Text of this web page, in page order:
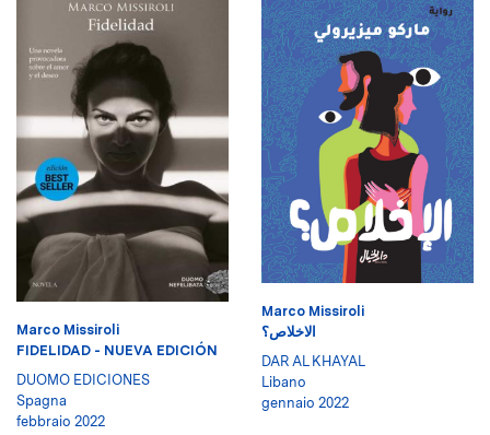
Marco Missiroli
FIDELIDAD - NUEVA EDICIÓN
DUOMO EDICIONES
Spagna
febbraio 2022
Marco Missiroli
الاخلاص؟
DAR AL KHAYAL
Libano
gennaio 2022